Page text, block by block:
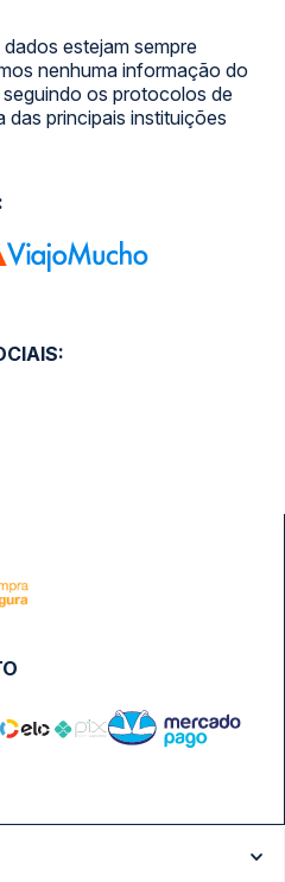
estejam sempre
nenhuma informação do
os protocolos de
principais instituições